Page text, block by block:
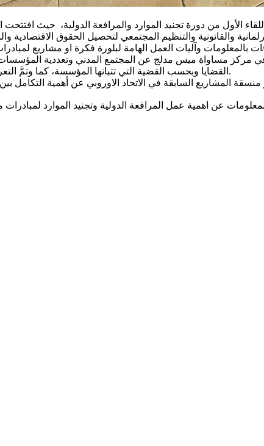
في مركز مساواة يوم امس الجمعة 2/6/2023 اللقاء الأول من دورة تجنيد الموارد
والقانونية والتنظيم المجتمعي لتحصيل الحقوق الاقتصادية
القضايا وبحسب القضية التي تتبانها المؤسسة، كما وتمَّ التعريف بالدور الأساسي والمهم الذي يقوم به قسم تجنيد الموارد في أي مؤسسة غير ربحية.
عن اهمية عمل المرافعة الدولية وتجنيد الموارد